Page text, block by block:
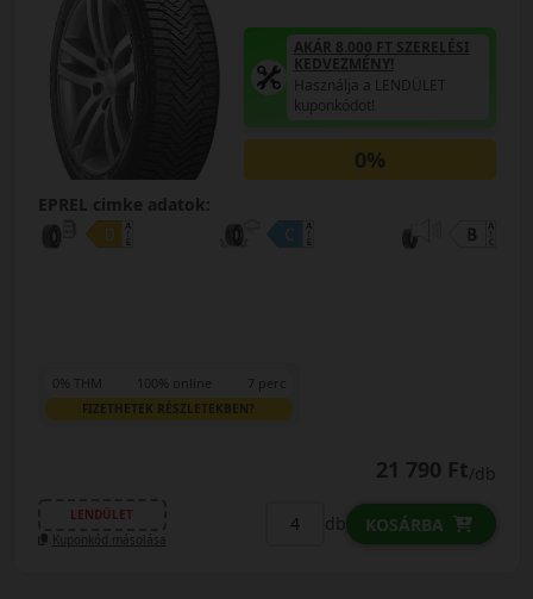
AKÁR 8.000 FT SZERELÉSI
KEDVEZMÉNY!
Használja a LENDÜLET
kuponkódot!
0%
EPREL cimke adatok:
0% THM 100% online 7 perc
FIZETHETEK RÉSZLETEKBEN?
21 790 Ft/db
LENDÜLET
Kuponkód másolása
db KOSÁRBA